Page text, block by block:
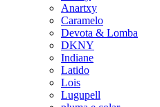
Anartxy
Caramelo
Devota & Lomba
DKNY
Indiane
Latido
Lois
Lugupell